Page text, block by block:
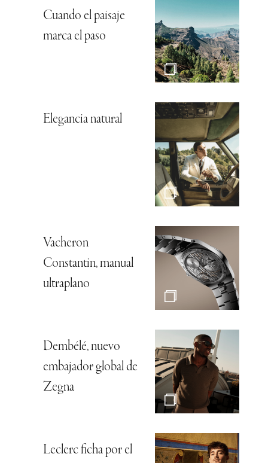
Cuando el paisaje
marca el paso
Elegancia natural
Vacheron
Constantin, manual
ultraplano
Dembélé, nuevo
embajador global de
Zegna
Leclerc ficha por el